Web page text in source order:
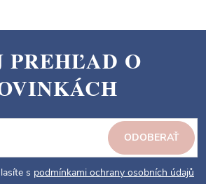
PREHĽAD O
s podmínkami ochrany osobních údajů
ODOBERAŤ